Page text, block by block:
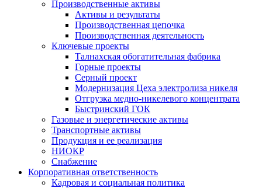
Производственные активы
Активы и результаты
Производственная цепочка
Производственная деятельность
Ключевые проекты
Талнахская обогатительная фабрика
Горные проекты
Серный проект
Модернизация Цеха электролиза никеля
Отгрузка медно-никелевого концентрата
Быстринский ГОК
Газовые и энергетические активы
Транспортные активы
Продукция и ее реализация
НИОКР
Снабжение
Корпоративная ответственность
Кадровая и социальная политика